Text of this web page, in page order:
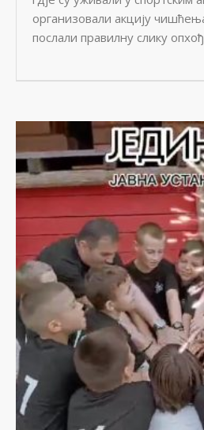
организовали акцију
послали правилну слику